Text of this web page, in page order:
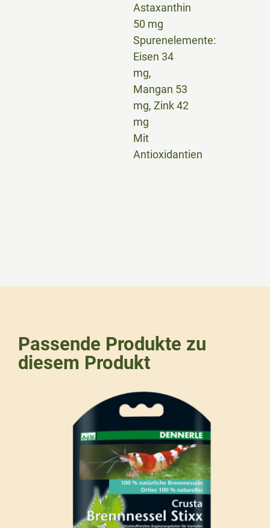
Astaxanthin
50 mg
Spurenelemente:
Eisen 34
mg,
Mangan 53
mg, Zink 42
mg
Mit
Antioxidantien
Passende Produkte zu
diesem Produkt